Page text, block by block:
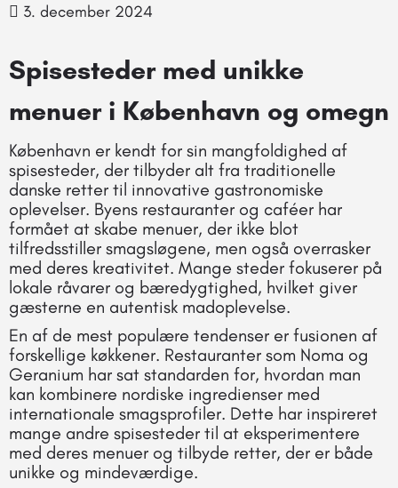
3. december 2024
Spisesteder med unikke
menuer i København og omegn
København er kendt for sin mangfoldighed af
spisesteder, der tilbyder alt fra traditionelle
danske retter til innovative gastronomiske
oplevelser. Byens restauranter og caféer har
formået at skabe menuer, der ikke blot
tilfredsstiller smagsløgene, men også overrasker
med deres kreativitet. Mange steder fokuserer på
lokale råvarer og bæredygtighed, hvilket giver
gæsterne en autentisk madoplevelse.
En af de mest populære tendenser er fusionen af
forskellige køkkener. Restauranter som Noma og
Geranium har sat standarden for, hvordan man
kan kombinere nordiske ingredienser med
internationale smagsprofiler. Dette har inspireret
mange andre spisesteder til at eksperimentere
med deres menuer og tilbyde retter, der er både
unikke og mindeværdige.